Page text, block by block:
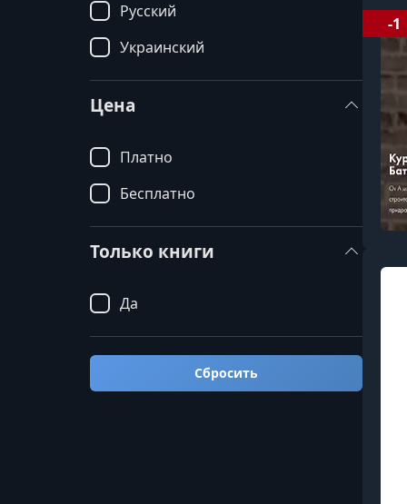
Русский
Украинский
Цена
Платно
Бесплатно
Только книги
Да
Сбросить
-1